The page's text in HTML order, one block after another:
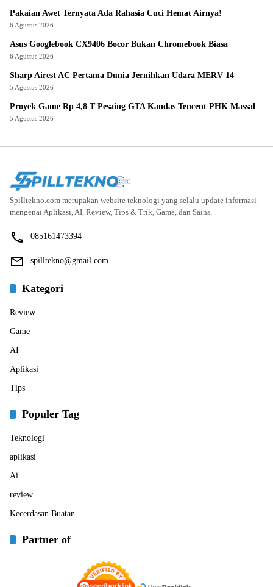
Pakaian Awet Ternyata Ada Rahasia Cuci Hemat Airnya!
6 Agustus 2026
Asus Googlebook CX9406 Bocor Bukan Chromebook Biasa
6 Agustus 2026
Sharp Airest AC Pertama Dunia Jernihkan Udara MERV 14
5 Agustus 2026
Proyek Game Rp 4,8 T Pesaing GTA Kandas Tencent PHK Massal
5 Agustus 2026
Spilltekno.com merupakan website teknologi yang selalu update informasi
mengenai Aplikasi, AI, Review, Tips & Trik, Game, dan Sains.
085161473394
spilltekno@gmail.com
Kategori
Review
Game
AI
Aplikasi
Tips
Populer Tag
Teknologi
aplikasi
Ai
review
Kecerdasan Buatan
Partner of